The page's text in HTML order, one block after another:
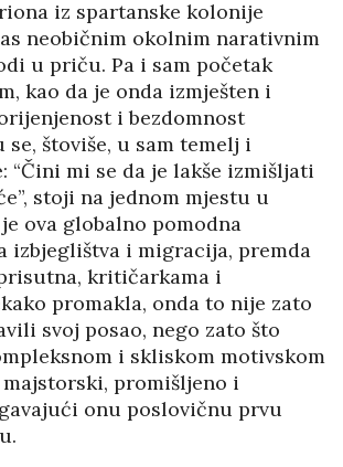
iz spartanske kolonije
neobičnim okolnim narativnim
u priču. Pa i sam početak
kao da je onda izmješten i
i bezdomnost
štoviše, u sam temelj i
“Čini mi se da je lakše izmišljati
stoji na jednom mjestu u
ova globalno pomodna
izbjeglištva i migracija, premda
kritičarkama i
promakla, onda to nije zato
svoj posao, nego zato što
i skliskom motivskom
promišljeno i
onu poslovičnu prvu